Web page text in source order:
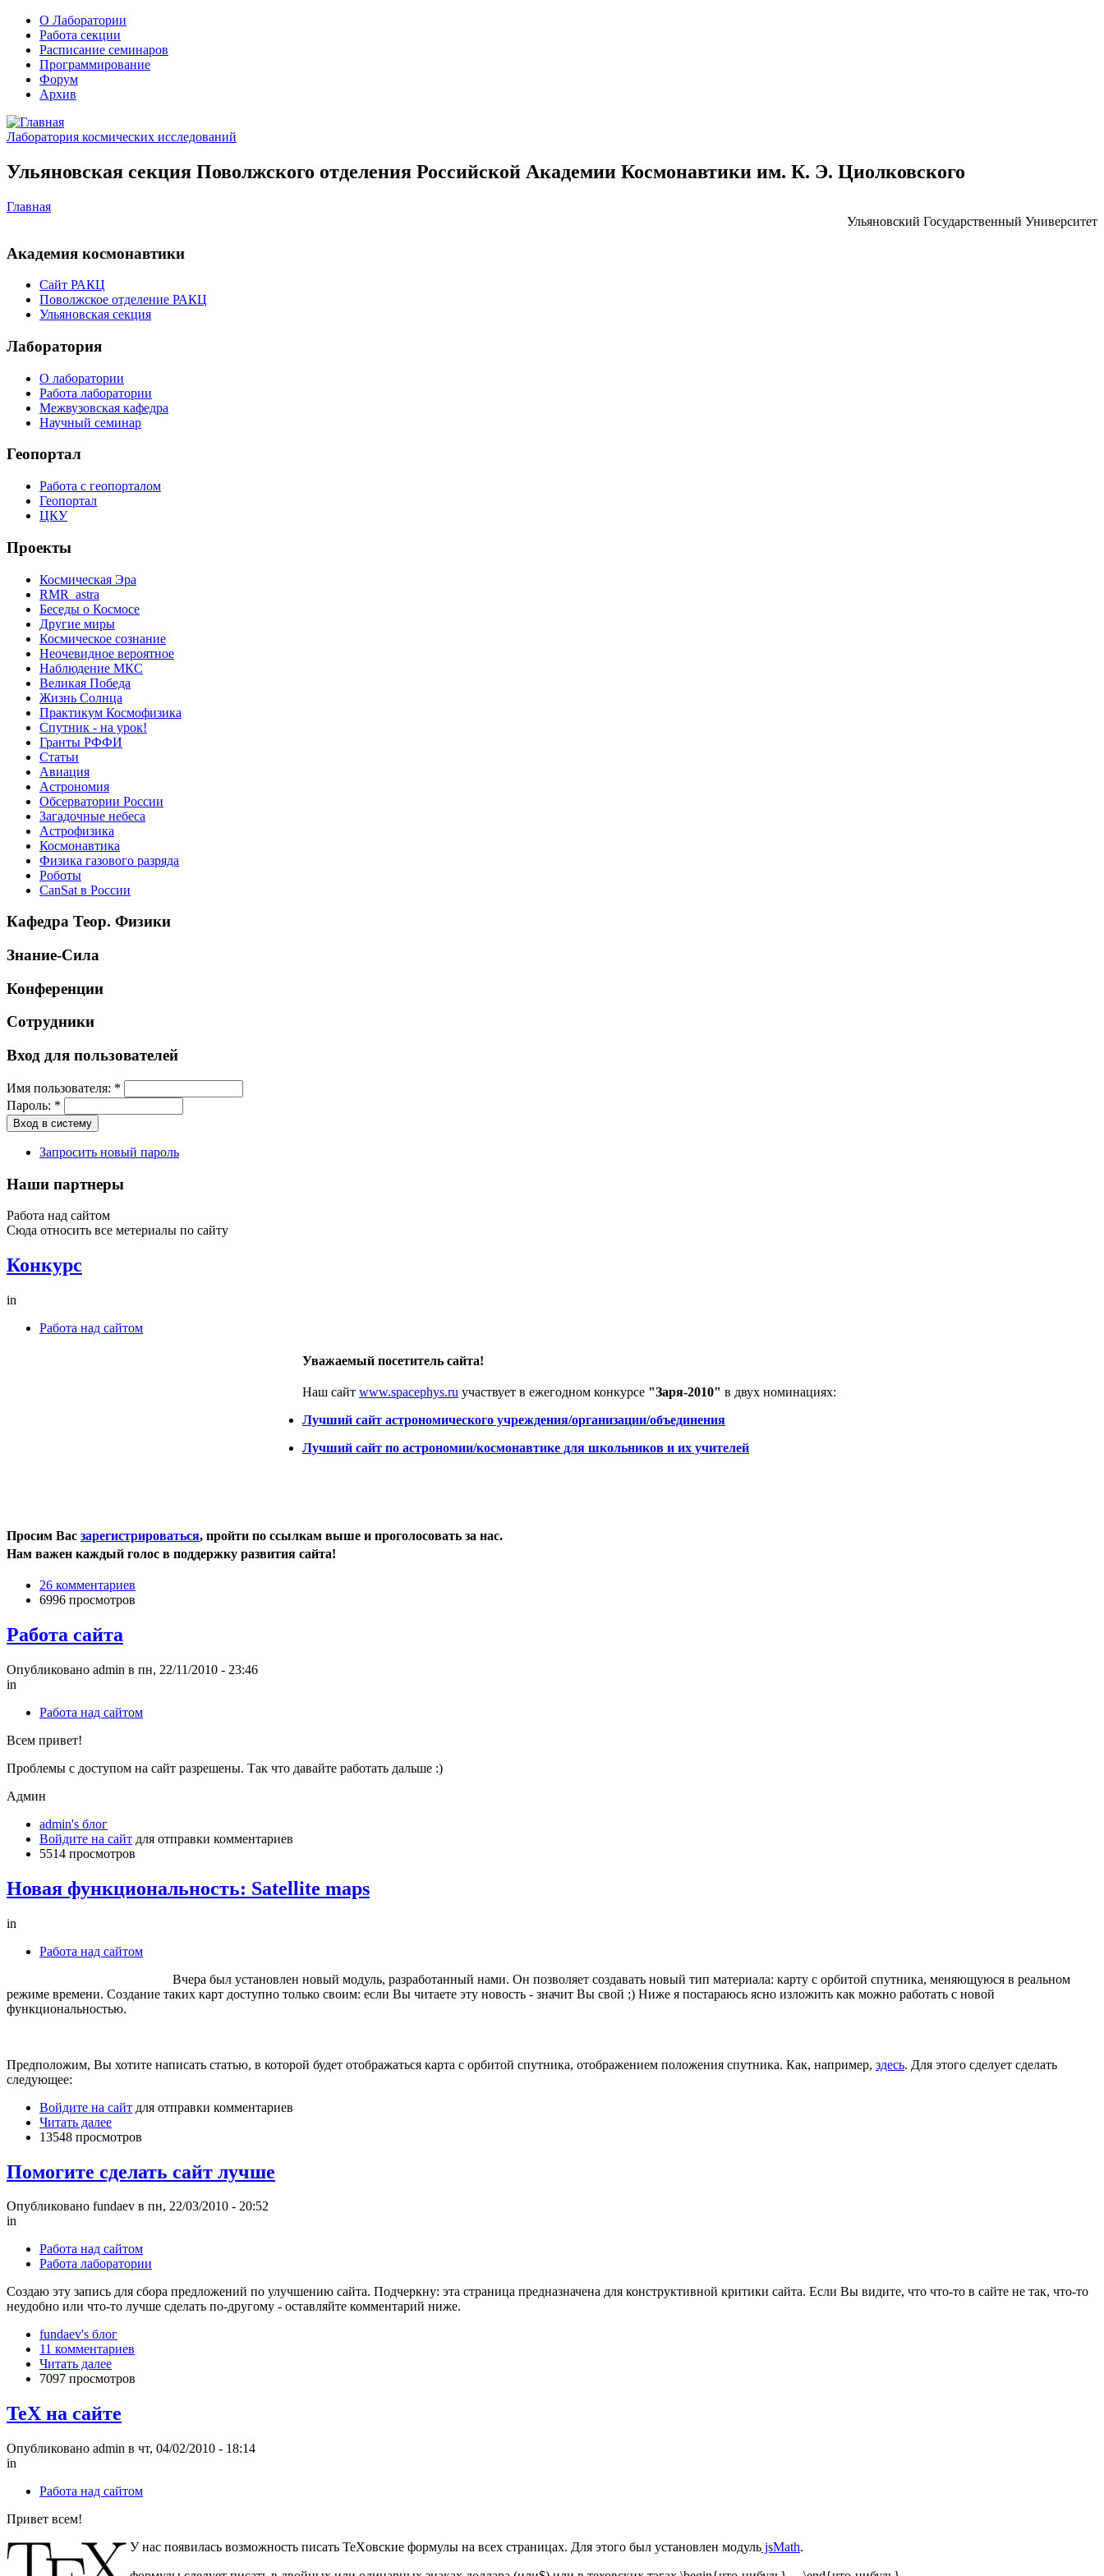
О Лаборатории
Работа секции
Расписание семинаров
Программирование
Форум
Архив
Лаборатория космических исследований
Ульяновская секция Поволжского отделения Российской Академии Космонавтики им. К. Э. Циолковского
Главная
Ульяновский Государственный Университет
Академия космонавтики
Сайт РАКЦ
Поволжское отделение РАКЦ
Ульяновская секция
Лаборатория
О лаборатории
Работа лаборатории
Межвузовская кафедра
Научный семинар
Геопортал
Работа с геопорталом
Геопортал
ЦКУ
Проекты
Космическая Эра
RMR_astra
Беседы о Космосе
Другие миры
Космическое сознание
Неочевидное вероятное
Наблюдение МКС
Великая Победа
Жизнь Солнца
Практикум Космофизика
Спутник - на урок!
Гранты РФФИ
Статьи
Авиация
Астрономия
Обсерватории России
Загадочные небеса
Астрофизика
Космонавтика
Физика газового разряда
Роботы
CanSat в России
Кафедра Теор. Физики
Знание-Сила
Конференции
Сотрудники
Вход для пользователей
Имя пользователя: *
Пароль: *
Запросить новый пароль
Наши партнеры
Работа над сайтом
Сюда относить все метериалы по сайту
Конкурс
in
Работа над сайтом
Уважаемый посетитель сайта!
Наш сайт www.spacephys.ru участвует в ежегодном конкурсе "Заря-2010" в двух номинациях:
Лучший сайт астрономического учреждения/организации/объединения
Лучший сайт по астрономии/космонавтике для школьников и их учителей
Просим Вас зарегистрироваться, пройти по ссылкам выше и проголосовать за нас.
Нам важен каждый голос в поддержку развития сайта!
26 комментариев
6996 просмотров
Работа сайта
Опубликовано admin в пн, 22/11/2010 - 23:46
in
Работа над сайтом
Всем привет!
Проблемы с доступом на сайт разрешены. Так что давайте работать дальше :)
Админ
admin's блог
Войдите на сайт для отправки комментариев
5514 просмотров
Новая функциональность: Satellite maps
in
Работа над сайтом
Вчера был установлен новый модуль, разработанный нами. Он позволяет создавать новый тип материала: карту с орбитой спутника, меняющуюся в реальном
режиме времени. Создание таких карт доступно только своим: если Вы читаете эту новость - значит Вы свой ;) Ниже я постараюсь ясно изложить как можно работать с новой
функциональностью.
Предположим, Вы хотите написать статью, в которой будет отображаться карта с орбитой спутника, отображением положения спутника. Как, например, здесь. Для этого сделует сделать
следующее:
Войдите на сайт для отправки комментариев
Читать далее
13548 просмотров
Помогите сделать сайт лучше
Опубликовано fundaev в пн, 22/03/2010 - 20:52
in
Работа над сайтом
Работа лаборатории
Создаю эту запись для сбора предложений по улучшению сайта. Подчеркну: эта страница предназначена для конструктивной критики сайта. Если Вы видите, что что-то в сайте не так, что-то
неудобно или что-то лучше сделать по-другому - оставляйте комментарий ниже.
fundaev's блог
11 комментариев
Читать далее
7097 просмотров
TeX на сайте
Опубликовано admin в чт, 04/02/2010 - 18:14
in
Работа над сайтом
Привет всем!
У нас появилась возможность писать TeXовские формулы на всех страницах. Для этого был установлен модуль jsMath.